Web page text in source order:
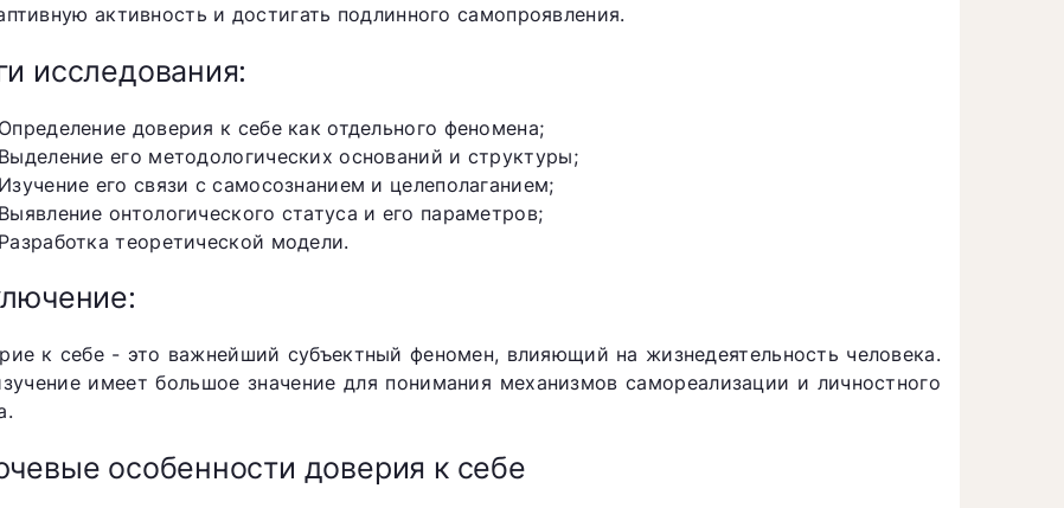
активность и достигать подлинного самопроявления.
исследования:
Определение доверия к себе как отдельного феномена;
Выделение его методологических оснований и структуры;
Изучение его связи с самосознанием и целеполаганием;
Выявление онтологического статуса и его параметров;
Разработка теоретической модели.
к себе - это важнейший субъектный феномен, влияющий на жизнедеятельность человека.
имеет большое значение для понимания механизмов самореализации и личностного
особенности доверия к себе